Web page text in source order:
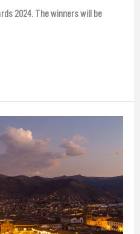
2024. The winners will be